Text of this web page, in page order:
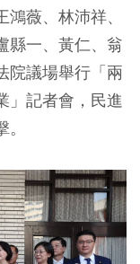
薇、林沛祥、
縣一、黃仁、翁
院議場舉行「兩
」記者會，民進